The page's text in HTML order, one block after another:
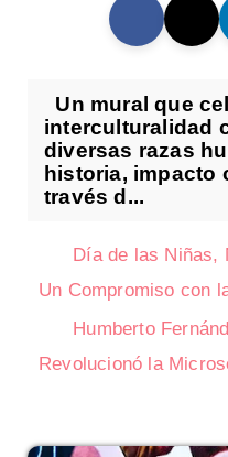
Un mural que
interculturalidad
diversas razas
historia, impacto
través d...
Día de las Niñas,
Un Compromiso con
Humberto
Revolucionó la